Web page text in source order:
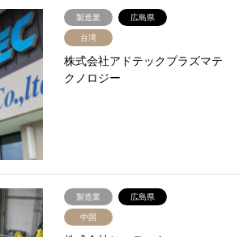
製造業 広島県
台湾
株式会社アドテックプラズマテ
クノロジー
製造業 広島県
中国